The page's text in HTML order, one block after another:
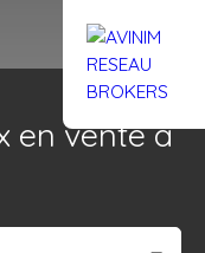
en vente à